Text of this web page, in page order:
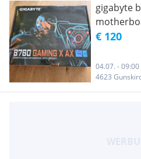
gigabyte
€ 120
04.07. -
4623